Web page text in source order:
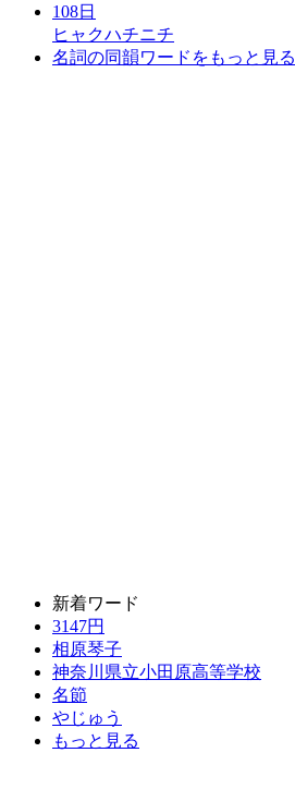
108日
ヒャクハチニチ
名詞の同韻ワードをもっと見る
新着ワード
3147円
相原琴子
神奈川県立小田原高等学校
名節
やじゅう
もっと見る